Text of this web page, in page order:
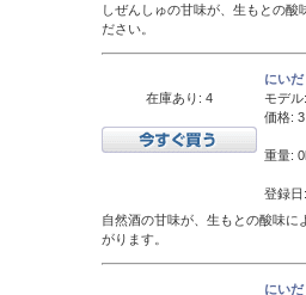
しぜんしゅの甘味が、生もとの
ださい。
在庫あり: 4
にい
モデル:
価格:
重量:
登録
自然酒の甘味が、生もとの酸味
がります。
にい